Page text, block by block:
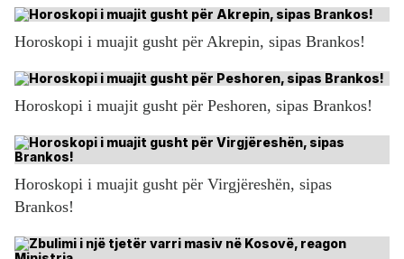
Horoskopi i muajit gusht për Akrepin, sipas Brankos!
Horoskopi i muajit gusht për Peshoren, sipas Brankos!
Horoskopi i muajit gusht për Virgjëreshën, sipas
Brankos!